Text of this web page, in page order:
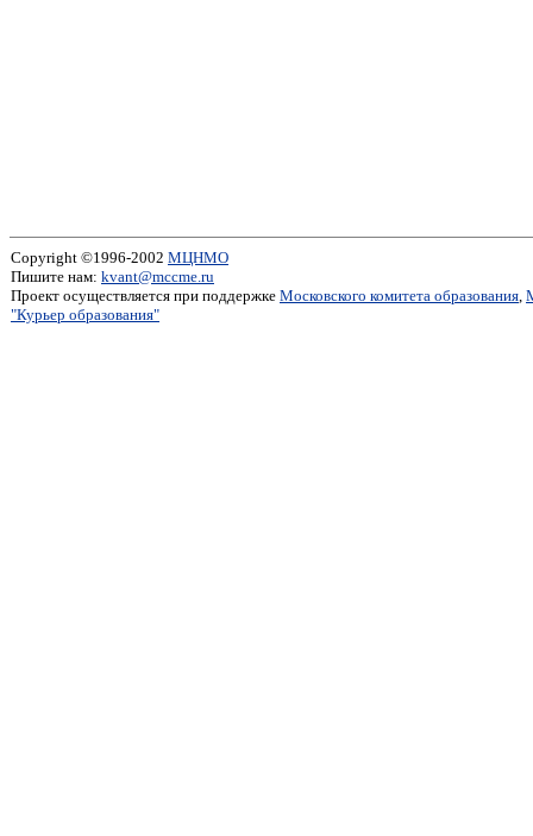
Copyright ©1996-2002 МЦНМО
Пишите нам: kvant@mccme.ru
Проект осуществляется при поддержке Московского комитета образования,
"Курьер образования"